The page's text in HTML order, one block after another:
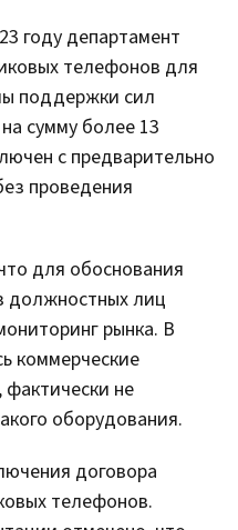
году департамент
телефонов для
поддержки сил
сумму более 13
с предварительно
проведения
для обоснования
должностных лиц
рынка. В
коммерческие
не
оборудования.
договора
телефонов.